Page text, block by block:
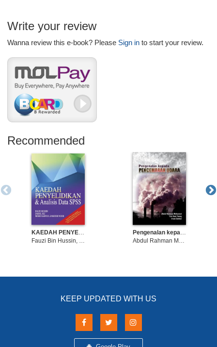
Write your review
Wanna review this e-book? Please Sign in to start your review.
Recommended
KAEDAH PENYELIDIKAN & ANALISIS DATA SPSS
Fauzi Bin Hussin, Jamal Ali & Mohd Saifoul Zamzuri Noor
Pengenalan kepada Pencemaran Udara
Abdul Rahman Mohamed Lee Keat Teong Irvan Dahalan
KEEP UPDATED WITH US